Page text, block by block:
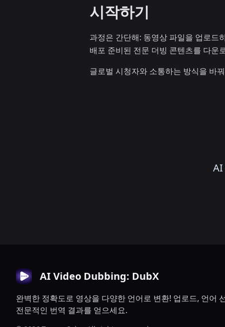
시작하기
과정은 간단해: 동영상 파일을 업로드
배포 준비된 전문 더빙 콘텐츠를 다운
글로벌 시청자와 소통하는 방식을 바
AI
AI Video Dubbing: DubX
완벽한 정확도로 영상을 다양한 언어로 변환! 업로드, 언어
전문적인 번역 결과를 얻으세요.